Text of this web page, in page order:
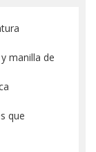
manilla de
que